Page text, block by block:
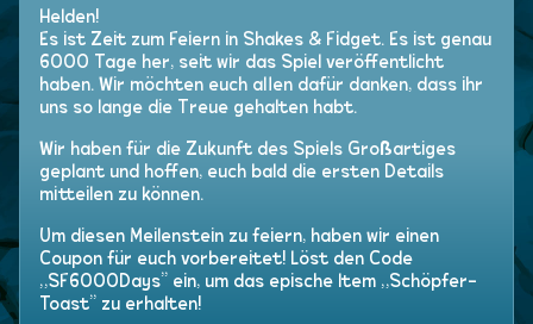
Helden!
Es ist Zeit zum Feiern in Shakes & Fidget. Es ist genau
6000 Tage her, seit wir das Spiel veröffentlicht
haben. Wir möchten euch allen dafür danken, dass ihr
uns so lange die Treue gehalten habt.
Wir haben für die Zukunft des Spiels Großartiges
geplant und hoffen, euch bald die ersten Details
mitteilen zu können.
Um diesen Meilenstein zu feiern, haben wir einen
Coupon für euch vorbereitet! Löst den Code
„SF6000Days” ein, um das epische Item „Schöpfer-
Toast” zu erhalten!